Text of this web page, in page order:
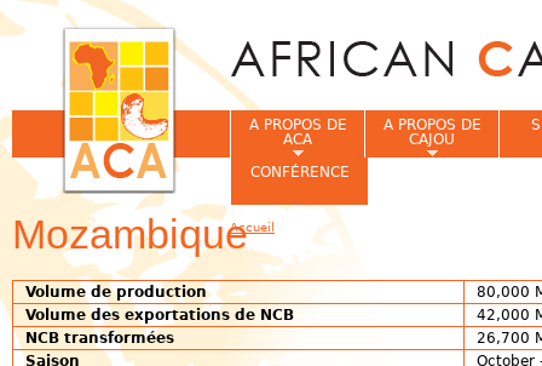
Mozambique
Volume de production
80,000
Volume des exportations de NCB
42,000
NCB transformées
26,700
Saison
October
A PROPOS DE
ACA
A PROPOS DE
CAJOU
CONFÉRENCE
Vous êtes ici
Accueil